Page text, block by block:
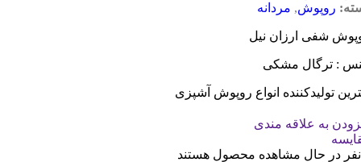
روپوش, مردانه
شفی ارزان نیل
: ترگال مشکی
تولیدکننده انواع روپوش آشپزی
به علاقه مندی
نفر در حال مشاهده محصول هستند